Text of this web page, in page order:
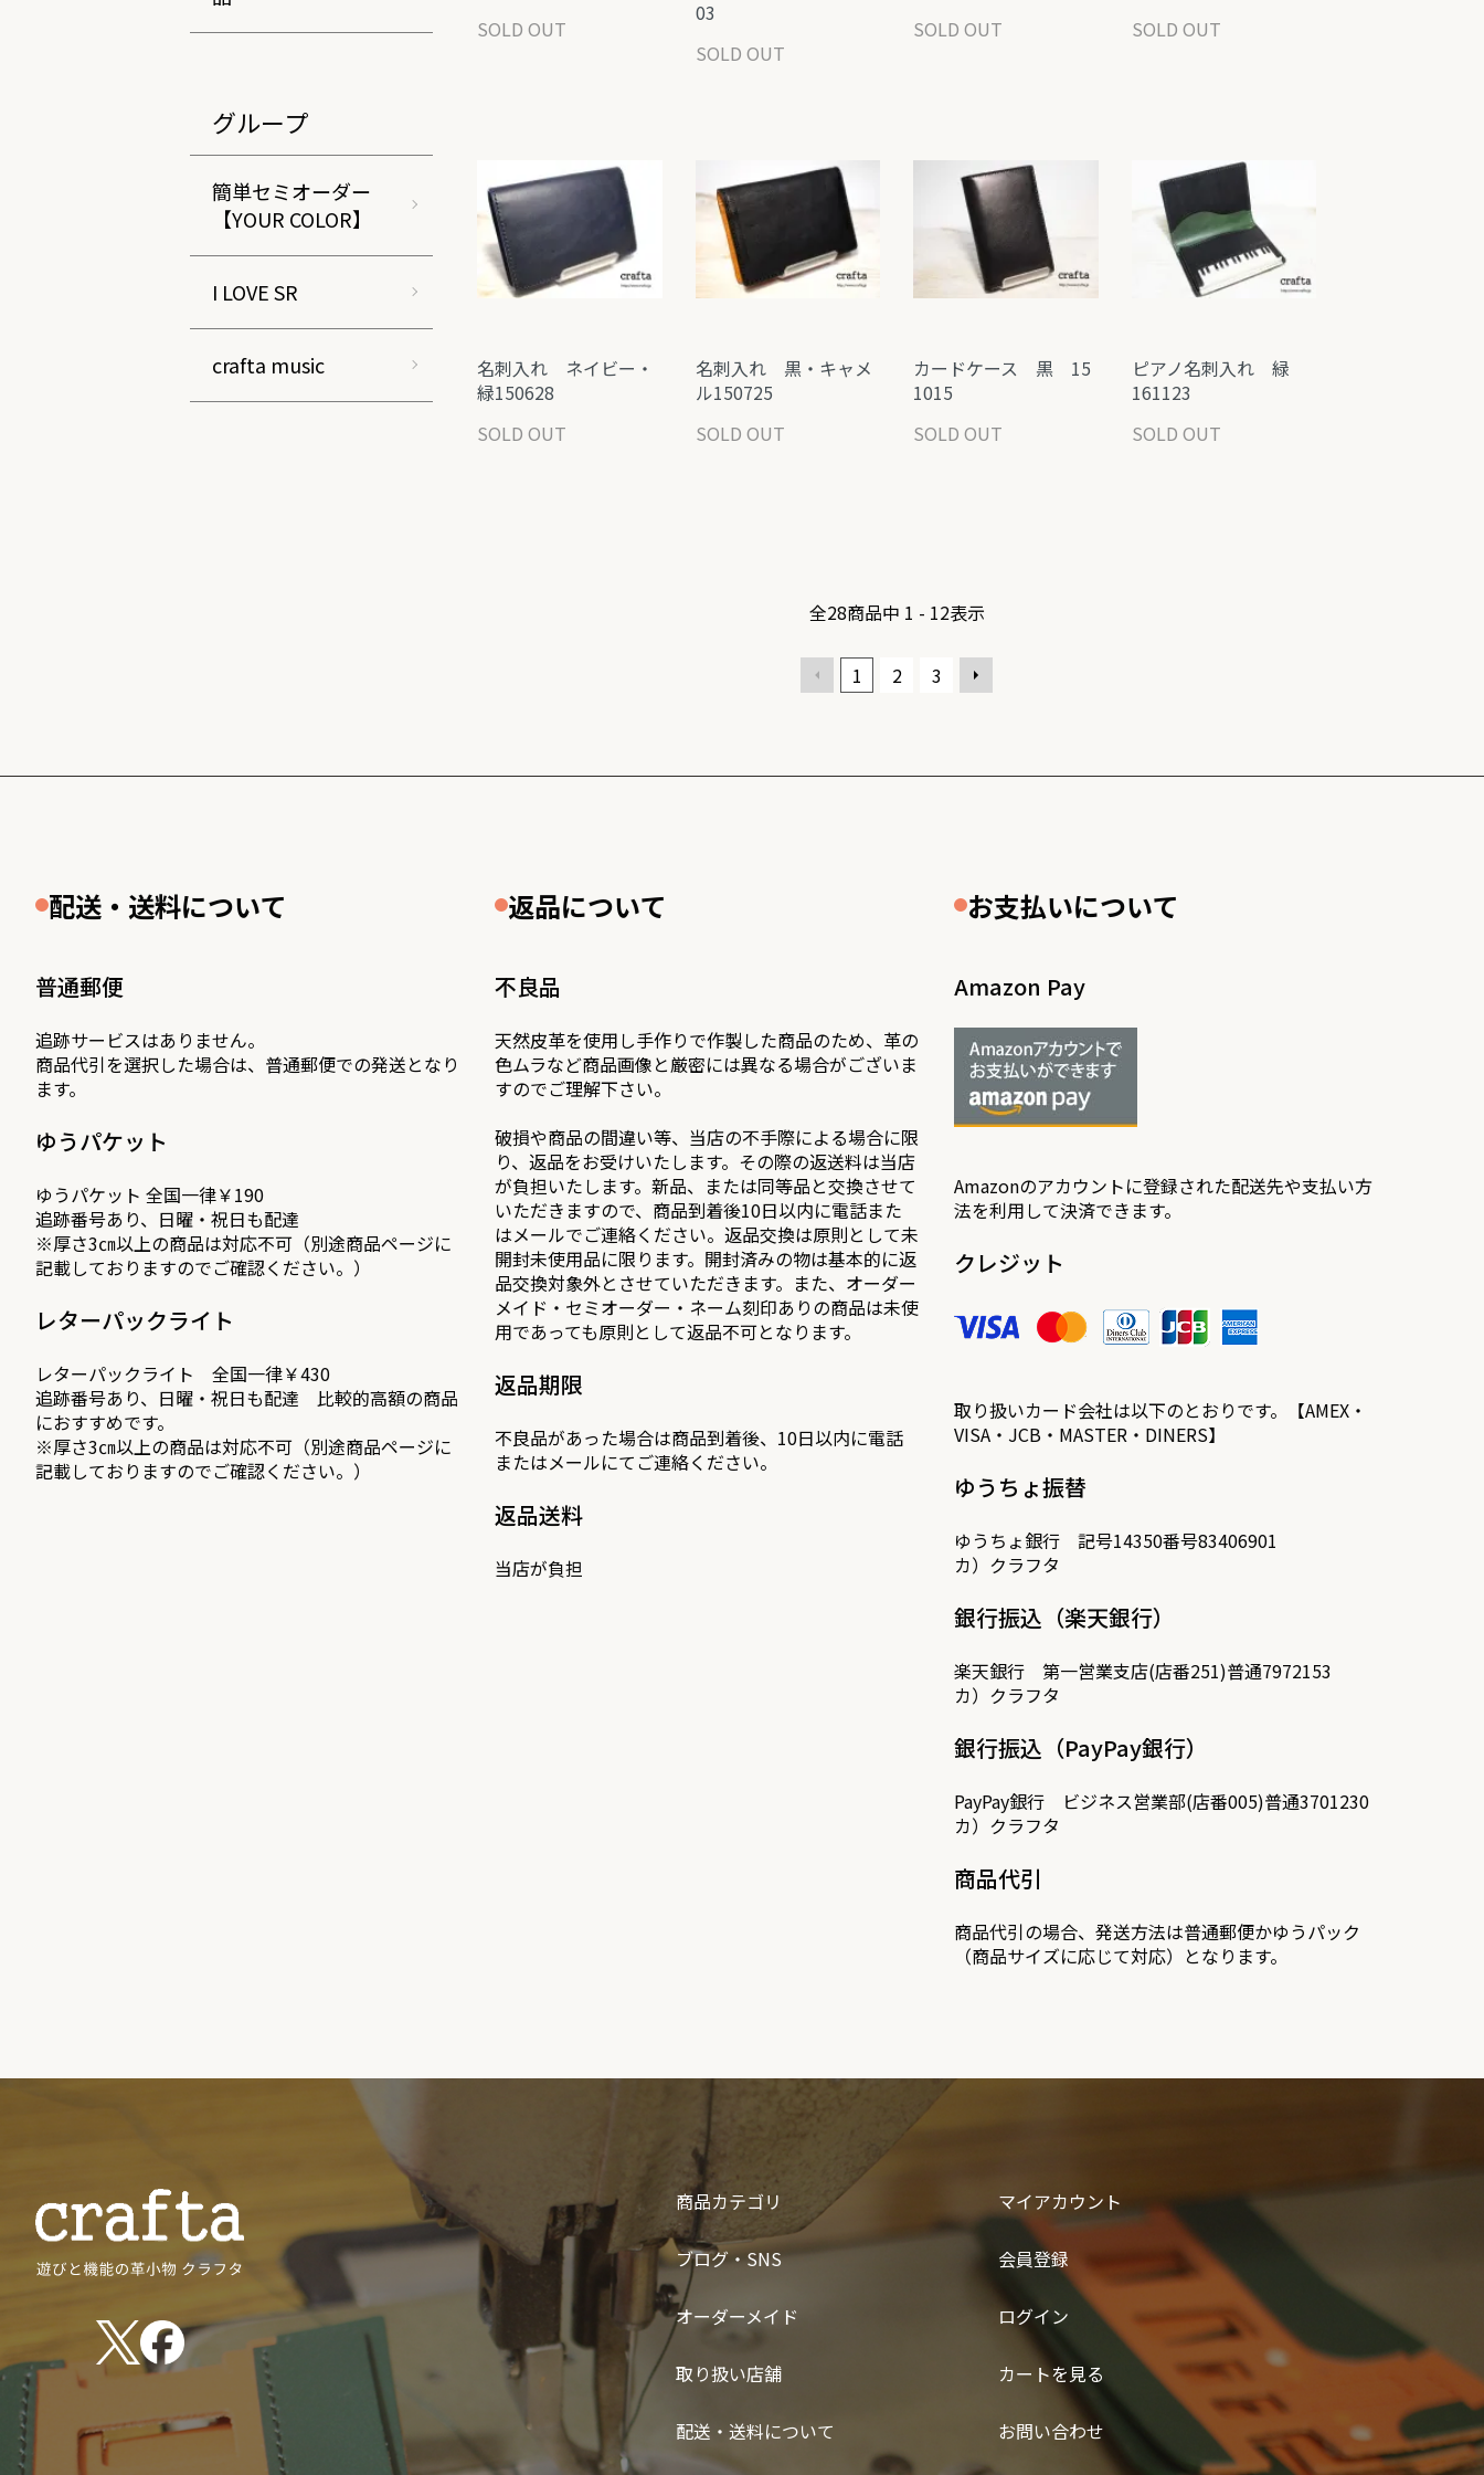
SOLD OUT
03
SOLD OUT
SOLD OUT
SOLD OUT
名刺入れ ネイビー・
緑150628
SOLD OUT
名刺入れ 黒・キャメ
ル150725
SOLD OUT
カードケース 黒 15
1015
SOLD OUT
ピアノ名刺入れ 緑
161123
SOLD OUT
全28商品中 1 - 12表示
1 2 3
グループ
簡単セミオーダー
【YOUR COLOR】
I LOVE SR
crafta music
配送・送料について
普通郵便
追跡サービスはありません。
商品代引を選択した場合は、普通郵便での発送となり
ます。
ゆうパケット
ゆうパケット 全国一律￥190
追跡番号あり、日曜・祝日も配達
※厚さ3㎝以上の商品は対応不可（別途商品ページに
記載しておりますのでご確認ください。）
レターパックライト
レターパックライト 全国一律￥430
追跡番号あり、日曜・祝日も配達 比較的高額の商品
におすすめです。
※厚さ3㎝以上の商品は対応不可（別途商品ページに
記載しておりますのでご確認ください。）
返品について
不良品
天然皮革を使用し手作りで作製した商品のため、革の
色ムラなど商品画像と厳密には異なる場合がございま
すのでご理解下さい。
破損や商品の間違い等、当店の不手際による場合に限
り、返品をお受けいたします。その際の返送料は当店
が負担いたします。新品、または同等品と交換させて
いただきますので、商品到着後10日以内に電話また
はメールでご連絡ください。返品交換は原則として未
開封未使用品に限ります。開封済みの物は基本的に返
品交換対象外とさせていただきます。また、オーダー
メイド・セミオーダー・ネーム刻印ありの商品は未使
用であっても原則として返品不可となります。
返品期限
不良品があった場合は商品到着後、10日以内に電話
またはメールにてご連絡ください。
返品送料
当店が負担
お支払いについて
Amazon Pay
Amazonのアカウントに登録された配送先や支払い方
法を利用して決済できます。
クレジット
取り扱いカード会社は以下のとおりです。【AMEX・
VISA・JCB・MASTER・DINERS】
ゆうちょ振替
ゆうちょ銀行 記号14350番号83406901
カ）クラフタ
銀行振込（楽天銀行）
楽天銀行 第一営業支店(店番251)普通7972153
カ）クラフタ
銀行振込（PayPay銀行）
PayPay銀行 ビジネス営業部(店番005)普通3701230
カ）クラフタ
商品代引
商品代引の場合、発送方法は普通郵便かゆうパック
（商品サイズに応じて対応）となります。
商品カテゴリ
ブログ・SNS
オーダーメイド
取り扱い店舗
配送・送料について
マイアカウント
会員登録
ログイン
カートを見る
お問い合わせ